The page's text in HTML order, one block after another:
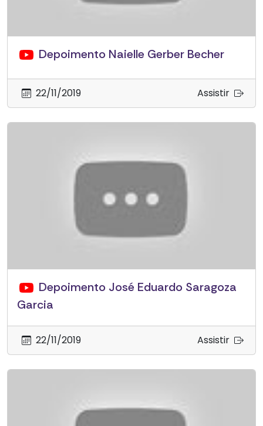
Depoimento Naielle Gerber Becher
22/11/2019 Assistir
Depoimento José Eduardo Saragoza
Garcia
22/11/2019 Assistir